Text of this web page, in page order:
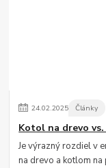
24.02.2025 Články
Kotol na drevo
Je výrazný rozdiel v
na drevo a kotlom na